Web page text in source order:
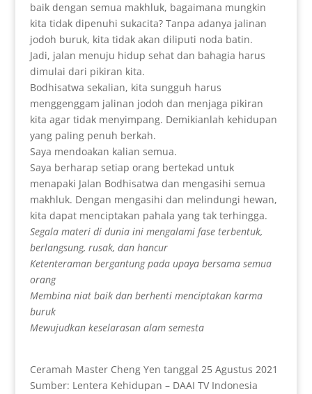
baik dengan semua makhluk, bagaimana mungkin
kita tidak dipenuhi sukacita? Tanpa adanya jalinan
jodoh buruk, kita tidak akan diliputi noda batin.
Jadi, jalan menuju hidup sehat dan bahagia harus
dimulai dari pikiran kita.
Bodhisatwa sekalian, kita sungguh harus
menggenggam jalinan jodoh dan menjaga pikiran
kita agar tidak menyimpang. Demikianlah kehidupan
yang paling penuh berkah.
Saya mendoakan kalian semua.
Saya berharap setiap orang bertekad untuk
menapaki Jalan Bodhisatwa dan mengasihi semua
makhluk. Dengan mengasihi dan melindungi hewan,
kita dapat menciptakan pahala yang tak terhingga.
Segala materi di dunia ini mengalami fase terbentuk,
berlangsung, rusak, dan hancur
Ketenteraman bergantung pada upaya bersama semua
orang
Membina niat baik dan berhenti menciptakan karma
buruk
Mewujudkan keselarasan alam semesta
Ceramah Master Cheng Yen tanggal 25 Agustus 2021
Sumber: Lentera Kehidupan – DAAI TV Indonesia